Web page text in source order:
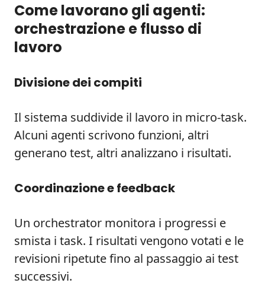
Come lavorano gli agenti:
orchestrazione e flusso di
lavoro
Divisione dei compiti
Il sistema suddivide il lavoro in micro-task.
Alcuni agenti scrivono funzioni, altri
generano test, altri analizzano i risultati.
Coordinazione e feedback
Un orchestrator monitora i progressi e
smista i task. I risultati vengono votati e le
revisioni ripetute fino al passaggio ai test
successivi.